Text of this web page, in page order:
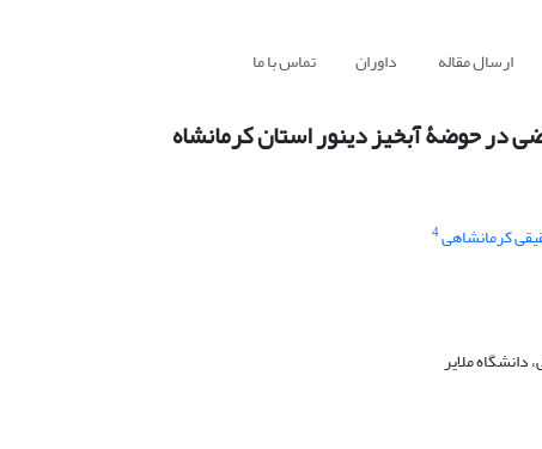
ارسال مقاله داوران تماس با ما
در حوضۀ آبخیز دینور استان کرمانشاه
کرمانشاهی4
ملایر